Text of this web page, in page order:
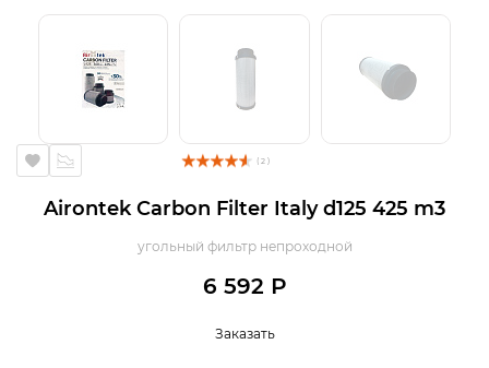
( 2 )
Airontek Carbon Filter Italy d125 425 m3
угольный фильтр непроходной
6 592 Р
Заказать